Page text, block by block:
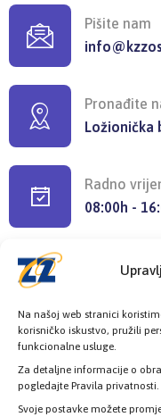
Na našoj web stranici
korisničko iskustvo, pružili
funkcionalne usluge.
Za detaljne informacije o
pogledajte Pravila privatnosti.
Svoje postavke možete
Pišite nam
Pronađite
Ložionička
Radno
08:00h -
Provjerite